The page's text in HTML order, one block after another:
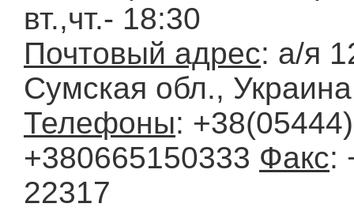
вт.,чт.- 18:30
Почтовый адрес: а/я
Сумская обл.,
Телефоны:
+380665150333 Факс:
22317